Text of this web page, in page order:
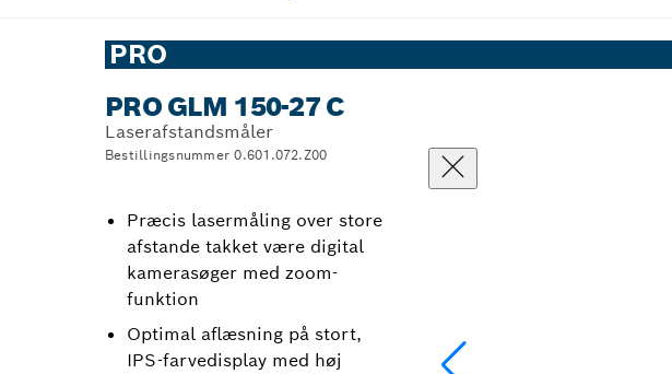
PRO
PRO GLM 150-27 C
Laserafstandsmåler
Bestillingsnummer 0.601.072.Z00
Præcis lasermåling over store
afstande takket være digital
kamerasøger med zoom-
funktion
Optimal aflæsning på stort,
IPS-farvedisplay med høj